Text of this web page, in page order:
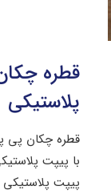
قطره
پلاستیکی
قطره چکان پی